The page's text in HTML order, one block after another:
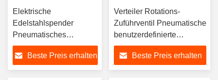
Elektrische
Edelstahlspender
Pneumatisches
Drehventil
Kohlenstoffstahl
Beste Preis erhalten
Verteiler Rotations-
Zuführventil Pneumatische
benutzerdefinierte
elektrische Edelstahl
Beste Preis erhalten